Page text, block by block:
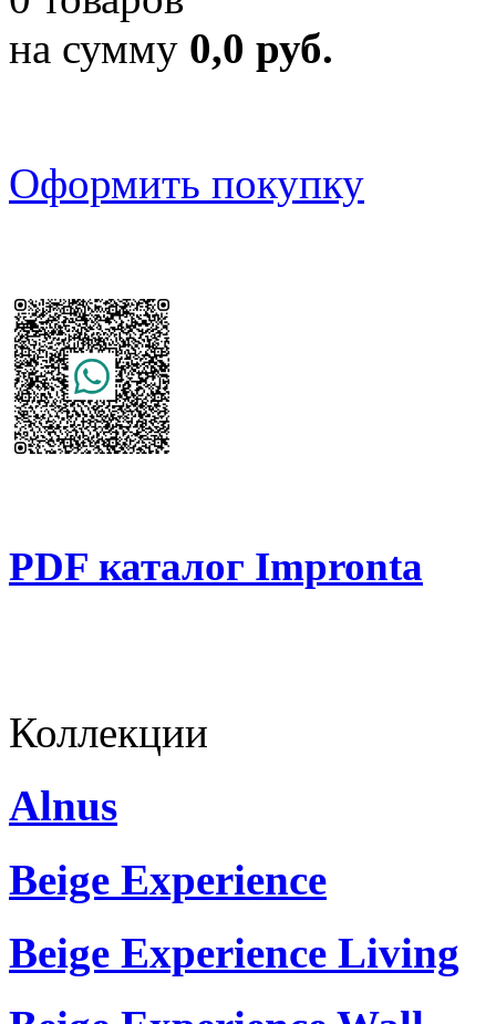
на сумму 0,0 руб.
Оформить покупку
PDF каталог Impronta
Коллекции
Alnus
Beige Experience
Beige Experience Living